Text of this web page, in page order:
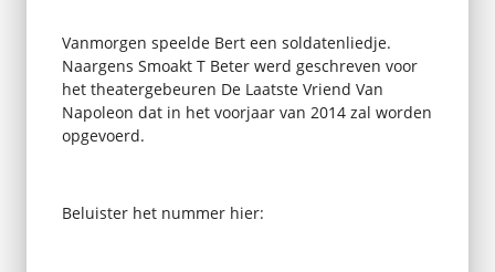
Vanmorgen speelde Bert een soldatenliedje.
Naargens Smoakt T Beter werd geschreven voor
het theatergebeuren De Laatste Vriend Van
Napoleon dat in het voorjaar van 2014 zal worden
opgevoerd.
Beluister het nummer hier: